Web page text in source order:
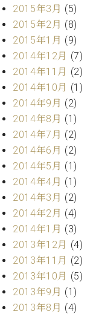
2015年3月 (5)
2015年2月 (8)
2015年1月 (9)
2014年12月 (7)
2014年11月 (2)
2014年10月 (1)
2014年9月 (2)
2014年8月 (1)
2014年7月 (2)
2014年6月 (2)
2014年5月 (1)
2014年4月 (1)
2014年3月 (2)
2014年2月 (4)
2014年1月 (3)
2013年12月 (4)
2013年11月 (2)
2013年10月 (5)
2013年9月 (1)
2013年8月 (4)